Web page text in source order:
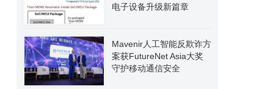
电子设备升级新篇章
Mavenir人工智能反欺诈方
案获FutureNet Asia大奖
守护移动通信安全